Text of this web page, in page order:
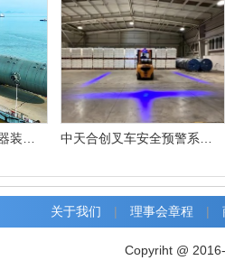
关于我们 | 理事会章程 |
Copyriht @ 2016-